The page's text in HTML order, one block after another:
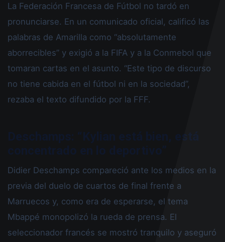
La Federación Francesa de Fútbol no tardó en
pronunciarse. En un comunicado oficial, calificó las
palabras de Amarilla como “absolutamente
aborrecibles” y exigió a la FIFA y a la Conmebol que
tomaran cartas en el asunto. “Este tipo de discurso
no tiene cabida en el fútbol ni en la sociedad”,
rezaba el texto difundido por la FFF.
Deschamps: “Kylian está bien, está
Didier Deschamps compareció ante los medios en la
previa del duelo de cuartos de final frente a
Marruecos y, como era de esperarse, el tema
Mbappé monopolizó la rueda de prensa. El
seleccionador francés se mostró tranquilo y aseguró